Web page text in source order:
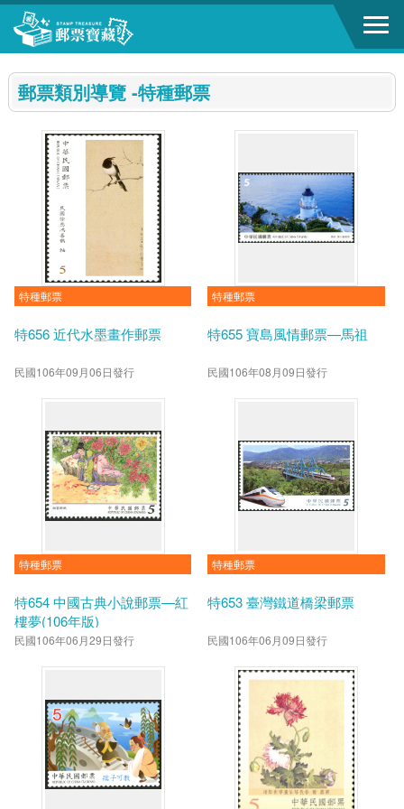
跳到主要內容區塊
郵票類別導覽 -特種郵票
特種郵票
特656 近代水墨畫作郵票
民國106年09月06日發行
特種郵票
特655 寶島風情郵票—馬祖
民國106年08月09日發行
特種郵票
特654 中國古典小說郵票—紅
樓夢(106年版)
民國106年06月29日發行
特種郵票
特653 臺灣鐵道橋梁郵票
民國106年06月09日發行